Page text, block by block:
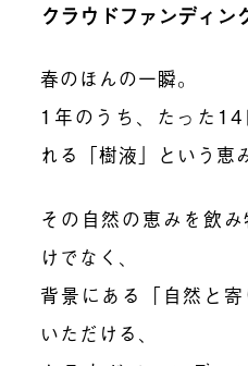
クラウドファンディン
春のほんの一瞬。
1年のうち、たった14
れる「樹液」という恵
その自然の恵みを飲
けでなく、
背景にある「自然と
いただける、